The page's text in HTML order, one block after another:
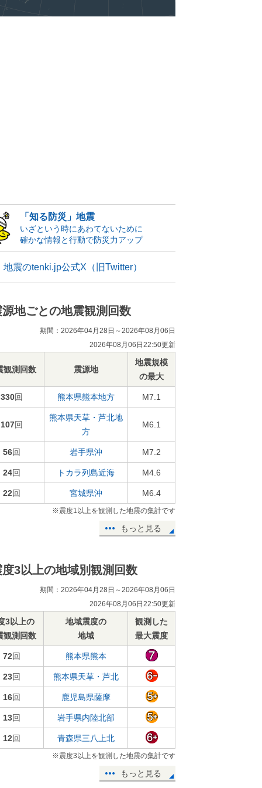
「知る防災」地震
いざという時にあわてないために
確かな情報と行動で防災力アップ
地震のtenki.jp公式X（旧Twitter）
源地ごとの地震観測回数
期間：2026年04月28日～2026年08月06日
2026年08月06日22:50更新
観測回数 震源地
地震規模
の最大
330回 熊本県熊本地方 M7.1
107回
熊本県天草・芦北地
方
M6.1
56回 岩手県沖 M7.2
24回 トカラ列島近海 M4.6
22回 宮城県沖 M6.4
※震度1以上を観測した地震の集計です
もっと見る
度3以上の地域別観測回数
期間：2026年04月28日～2026年08月06日
2026年08月06日22:50更新
3以上の
観測回数
地域震度の
地域
観測した
最大震度
72回 熊本県熊本
23回 熊本県天草・芦北
16回 鹿児島県薩摩
13回 岩手県内陸北部
12回 青森県三八上北
※震度3以上を観測した地震の集計です
もっと見る